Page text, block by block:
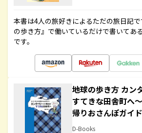
本書は4人の旅好きによるただの旅日記
の歩き方』で働いているだけで書いてあ
です。
地球の歩き方 カン
すてきな田舎町へ
帰りおさんぽガイ
D-Books